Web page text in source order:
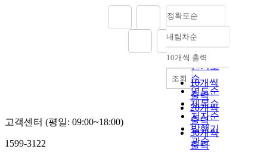
정확도순
정확도
순
인기도
순
연도순
제목순
저자순
발행기
관순
내림차순
내림차순
10개씩 출력
10개씩
출력
20개씩
출력
30개씩
출력
조회
고객센터 (평일: 09:00~18:00)
1599-3122